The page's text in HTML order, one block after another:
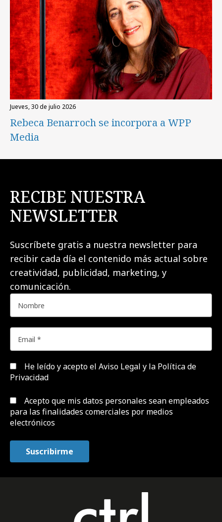
jueves, 30 de julio 2026
Rebeca Benarroch se incorpora a WPP
Media
RECIBE NUESTRA
NEWSLETTER
Suscríbete gratis a nuestra newsletter para
recibir cada día el contenido más actual sobre
creatividad, publicidad, marketing, y
comunicación.
He leído y acepto el Aviso Legal y la Política de
Privacidad
Acepto que mis datos personales sean empleados
para las finalidades comerciales por medios
electrónicos